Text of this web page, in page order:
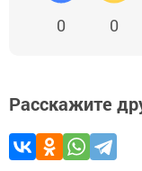
0 0
Расскажите